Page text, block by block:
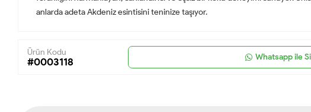
anlarda adeta Akdeniz esintisini teninize taşıyor.
Ürün Kodu
#0003118 Whatsapp ile